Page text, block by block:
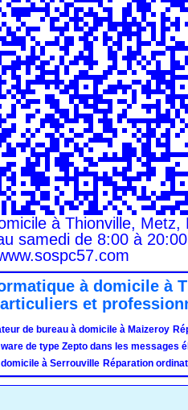
à Thionville,
samedi de 8:00 à
à domicile à
et
de bureau à domicile à Maizeroy
de type Zepto dans les messages
à Serrouville Réparation